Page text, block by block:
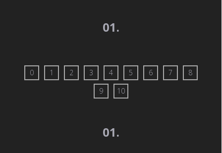
01.
0 1 2 3 4 5 6 7
8
9
10
01.